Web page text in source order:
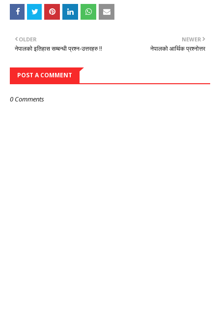
NEWER
नेपालको आर्थिक प्रश्नोत्तर
OLDER
नेपालको इतिहास सम्बन्धी प्रश्न-उत्तरहरु !!
POST A COMMENT
0 Comments